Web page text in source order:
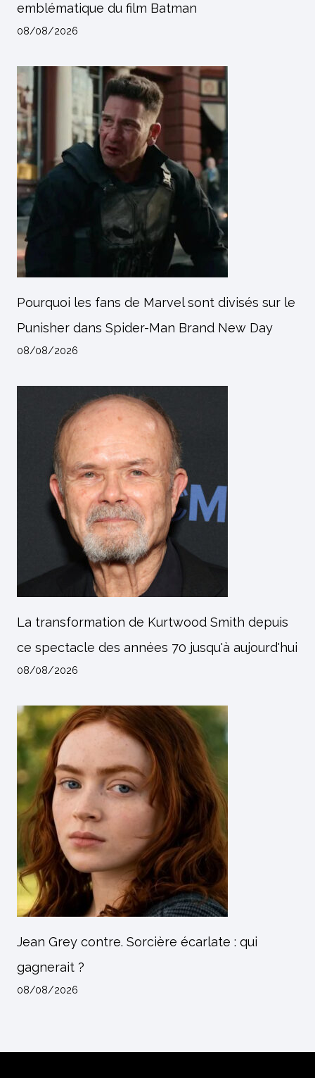
emblématique du film Batman
08/08/2026
Pourquoi les fans de Marvel sont divisés sur le
Punisher dans Spider-Man Brand New Day
08/08/2026
La transformation de Kurtwood Smith depuis
ce spectacle des années 70 jusqu'à aujourd'hui
08/08/2026
Jean Grey contre. Sorcière écarlate : qui
gagnerait ?
08/08/2026